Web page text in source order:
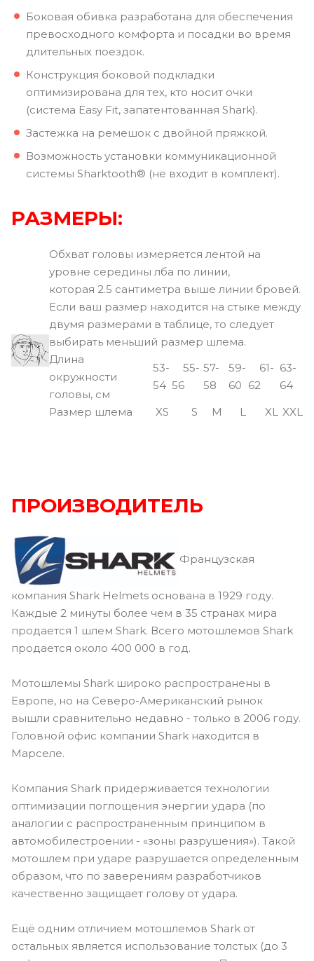
Боковая обивка разработана для обеспечения
превосходного комфорта и посадки во время
длительных поездок.
Конструкция боковой подкладки
оптимизирована для тех, кто носит очки
(система Easy Fit, запатентованная Shark).
Застежка на ремешок с двойной пряжкой.
Возможность установки коммуникационной
системы Sharktooth® (не входит в комплект).
РАЗМЕРЫ:
Обхват головы измеряется лентой на
уровне середины лба по линии,
которая 2.5 сантиметра выше линии бровей.
Если ваш размер находится на стыке между
двумя размерами в таблице, то следует
выбирать меньший размер шлема.
Длина
окружности
головы, см
53-
54
55-
56
57-
58
59-
60
61-
62
63-
64
Размер шлема
XS S M L XL XXL
ПРОИЗВОДИТЕЛЬ
Французская
компания Shark Helmets основана в 1929 году.
Каждые 2 минуты более чем в 35 странах мира
продается 1 шлем Shark. Всего мотошлемов Shark
продается около 400 000 в год.
Мотошлемы Shark широко распространены в
Европе, но на Северо-Американский рынок
вышли сравнительно недавно - только в 2006 году.
Головной офис компании Shark находится в
Марселе.
Компания Shark придерживается технологии
оптимизации поглощения энергии удара (по
аналогии с распространенным принципом в
автомобилестроении - «зоны разрушения»). Такой
мотошлем при ударе разрушается определенным
образом, что по заверениям разработчиков
качественно защищает голову от удара.
Ещё одним отличием мотошлемов Shark от
остальных является использование толстых (до 3